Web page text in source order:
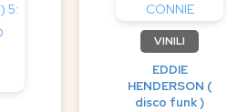
VINILI
EDDIE
HENDERSON (
disco funk )